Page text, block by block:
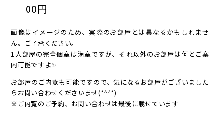
00円
画像はイメージのため、実際のお部屋とは異なるかもしれませ
ん。ご了承ください。
1人部屋の完全個室は満室ですが、それ以外のお部屋は何とご案
内可能ですよ✨
お部屋のご内覧も可能ですので、気になるお部屋がございました
らお問い合わせくださいませ(*^^*)
※ご内覧のご予約、お問い合わせは最後に載せています